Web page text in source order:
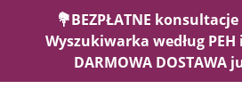
💐BEZPŁATNE
Wyszukiwarka według
DARMOWA DOSTAWA